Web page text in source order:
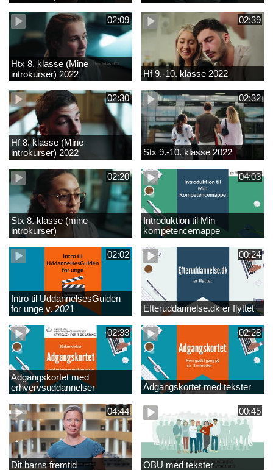
02:09
Htx 8. klasse (Mine
introkurser) 2022
02:39
Hf 9.-10. klasse 2022
02:30
Hf 8. klasse (Mine
introkurser) 2022
02:32
Stx 9.-10. klasse 2022
02:20
Stx 8. klasse (mine
introkurser)
04:03
Introduktion til Min
kompetencemappe
02:02
Intro til UddannelsesGuiden
for unge v. 2021
00:24
Efteruddannelse.dk er flyttet
02:33
Adgangskortet med
erhvervsuddannelser
02:28
Adgangskortet med tekster
04:44
Dit barns fremtid
00:45
OBU med tekster